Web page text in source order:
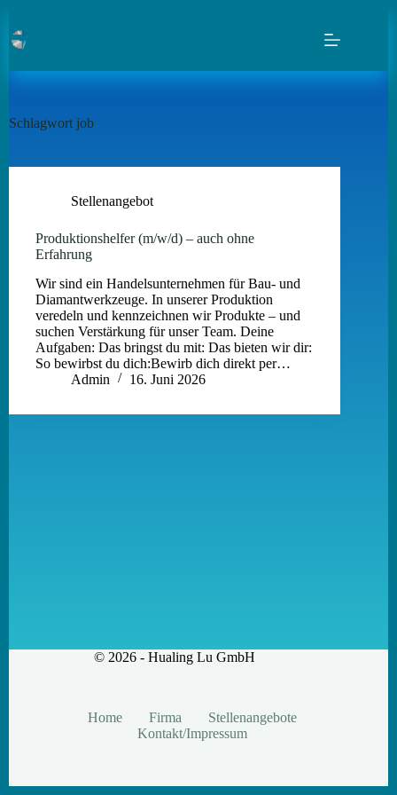
Inhalt
springen
Schlagwort job
Stellenangebot
Produktionshelfer (m/w/d) – auch ohne
Erfahrung
Wir sind ein Handelsunternehmen für Bau- und
Diamantwerkzeuge. In unserer Produktion
veredeln und kennzeichnen wir Produkte – und
suchen Verstärkung für unser Team. Deine
Aufgaben: Das bringst du mit: Das bieten wir dir:
So bewirbst du dich:Bewirb dich direkt per…
Admin
16. Juni 2026
© 2026 - Hualing Lu GmbH
Home Firma
Stellenangebote
Kontakt/Impressum